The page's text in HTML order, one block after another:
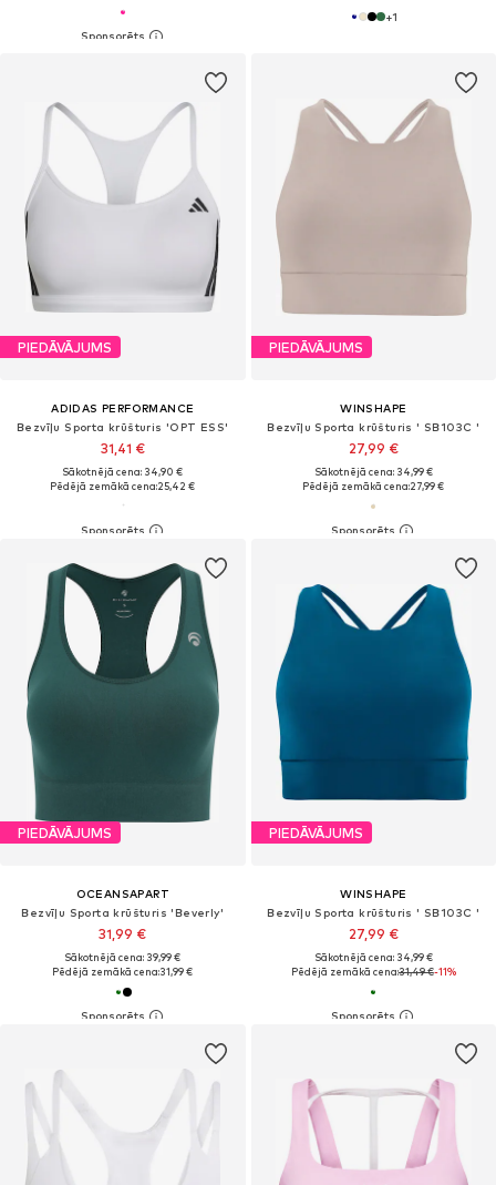
+1
PIEDĀVĀJUMS
ADIDAS PERFORMANCE
Bezvīļu Sporta krūšturis 'OPT ESS'
31,41 €
Sākotnējā cena: 34,90 €
Pēdējā zemākā cena:25,42 €
PIEDĀVĀJUMS
WINSHAPE
Bezvīļu Sporta krūšturis ' SB103C '
27,99 €
Sākotnējā cena: 34,99 €
Pēdējā zemākā cena:27,99 €
PIEDĀVĀJUMS
OCEANSAPART
Bezvīļu Sporta krūšturis 'Beverly'
31,99 €
Sākotnējā cena: 39,99 €
Pēdējā zemākā cena:31,99 €
PIEDĀVĀJUMS
WINSHAPE
Bezvīļu Sporta krūšturis ' SB103C '
27,99 €
Sākotnējā cena: 34,99 €
Pēdējā zemākā cena:31,49 €-11%